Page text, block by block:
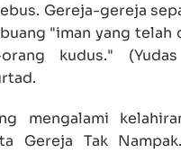
Gereja-gereja
"iman yang telah
orang kudus." (
mengalami
Gereja Tak